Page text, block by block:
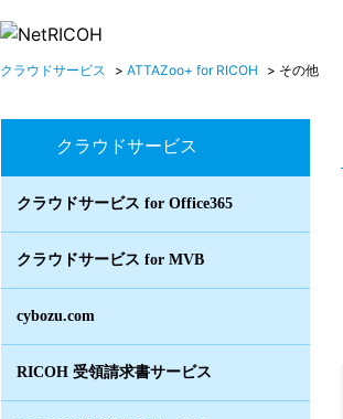
クラウドサービス > ATTAZoo+ for RICOH > その他
クラウドサービス
クラウドサービス for Office365
クラウドサービス for MVB
cybozu.com
RICOH 受領請求書サービス